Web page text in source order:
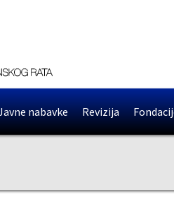
nabavke Revizija